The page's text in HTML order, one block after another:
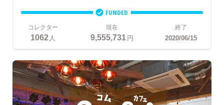
FUNDED
コレクター
1062人
現在
9,555,731円
終了
2020/06/15